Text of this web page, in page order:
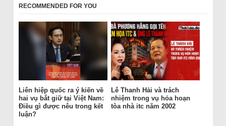
RECOMMENDED FOR YOU
Liên hiệp quốc ra ý kiến về
hai vụ bắt giữ tại Việt Nam:
Điều gì được nêu trong kết
luận?
Lê Thanh Hải và trách
nhiệm trong vụ hỏa hoạn
tòa nhà itc năm 2002